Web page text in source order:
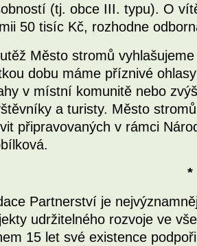
(tj. obce III. typu). O
50 tisíc Kč, rozhodne
Město stromů
dobu máme příznivé
v místní komunitě nebo
a turisty. Město
připravovaných v rámci
*
Partnerství je
udržitelného rozvoje ve
15 let své existence